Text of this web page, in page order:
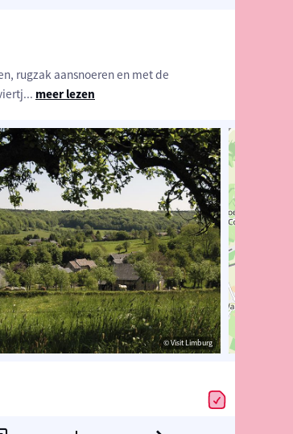
© Visit Limburg
rugzak aansnoeren en met de
... meer lezen
© Visit Limburg